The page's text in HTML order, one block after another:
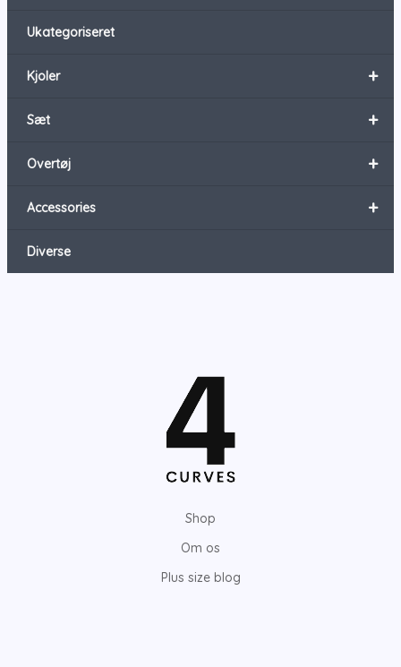
Ukategoriseret
+
Kjoler
+
Sæt
+
Overtøj
+
Accessories
Diverse
Shop
Om os
Plus size blog